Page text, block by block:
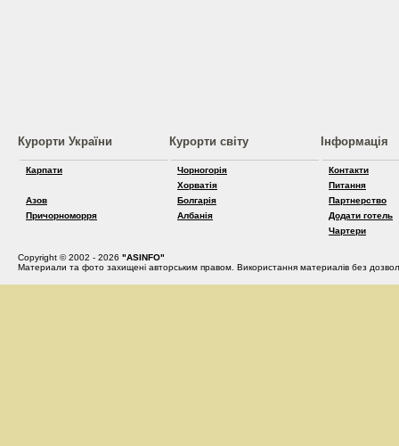
Курорти України
Карпати
Азов
Причорноморря
Курорти світу
Чорногорія
Хорватія
Болгарія
Албанія
Інформація
Контакти
Питання
Партнерство
Додати готель
Чартери
Copyright © 2002 - 2026 "ASINFO"
Материали та фото захищені авторським правом. Використання материалів без